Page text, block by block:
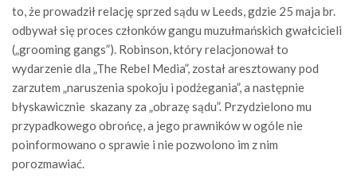
to, że prowadził relację sprzed sądu w Leeds, gdzie 25 maja br.
odbywał się proces członków gangu muzułmańskich gwałcicieli
(„grooming gangs”). Robinson, który relacjonował to
wydarzenie dla „The Rebel Media”, został aresztowany pod
zarzutem „naruszenia spokoju i podżegania”, a następnie
błyskawicznie skazany za „obrazę sądu”. Przydzielono mu
przypadkowego obrońcę, a jego prawników w ogóle nie
poinformowano o sprawie i nie pozwolono im z nim
porozmawiać.